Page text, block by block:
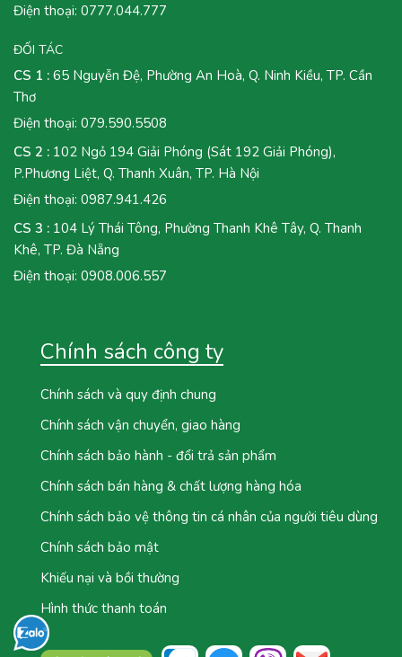
Điện thoại: 0777.044.777
ĐỐI TÁC
CS 1 : 65 Nguyễn Đệ, Phường An Hoà, Q. Ninh Kiều, TP. Cần
Thơ
Điện thoại: 079.590.5508
CS 2 : 102 Ngỏ 194 Giải Phóng (Sát 192 Giải Phóng),
P.Phương Liệt, Q. Thanh Xuân, TP. Hà Nội
Điện thoại: 0987.941.426
CS 3 : 104 Lý Thái Tông, Phường Thanh Khê Tây, Q. Thanh
Khê, TP. Đà Nẵng
Điện thoại: 0908.006.557
Chính sách công ty
Chính sách và quy định chung
Chính sách vận chuyển, giao hàng
Chính sách bảo hành - đổi trả sản phẩm
Chính sách bán hàng & chất lượng hàng hóa
Chính sách bảo vệ thông tin cá nhân của người tiêu dùng
Chính sách bảo mật
Khiếu nại và bồi thường
Hình thức thanh toán